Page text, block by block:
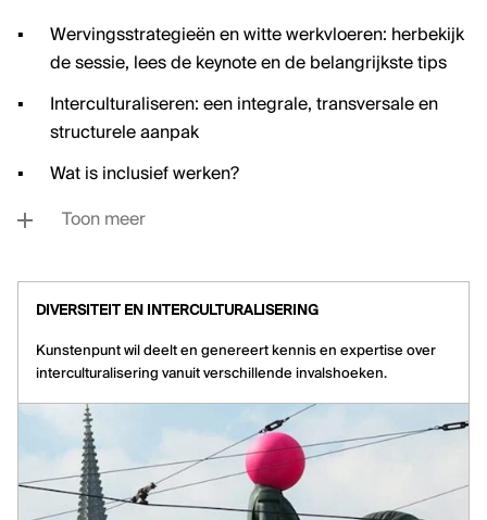
Wervingsstrategieën en witte werkvloeren: herbekijk
de sessie, lees de keynote en de belangrijkste tips
Interculturaliseren: een integrale, transversale en
structurele aanpak
Wat is inclusief werken?
Toon meer
DIVERSITEIT EN INTERCULTURALISERING
Kunstenpunt wil deelt en genereert kennis en expertise over
interculturalisering vanuit verschillende invalshoeken.